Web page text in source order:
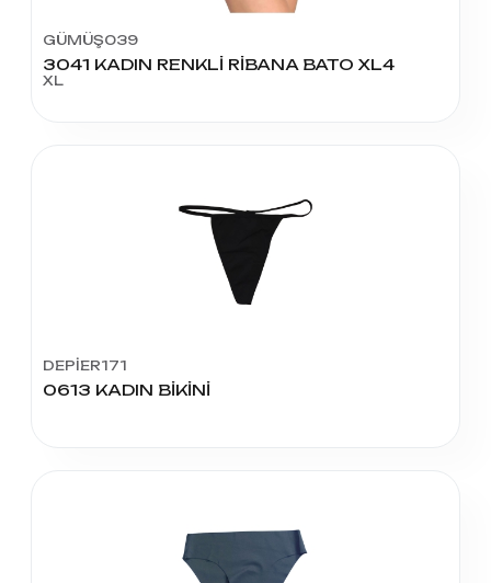
GÜMÜŞ039
3041 KADIN RENKLİ RİBANA BATO XL4
XL
DEPİER171
0613 KADIN BİKİNİ